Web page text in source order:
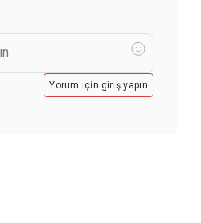
Yorum için giriş yapın